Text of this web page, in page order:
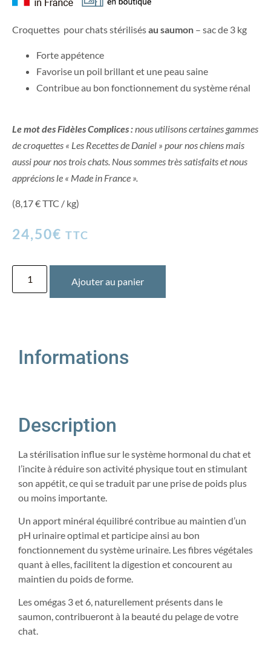
Croquettes pour chats stérilisésau saumon – sac de 3 kg
Forte appétence
Favorise un poil brillant et une peau saine
Contribue au bon fonctionnement du système rénal
Le mot des Fidèles Complices :nous utilisons certaines gammes
de croquettes « Les Recettes de Daniel » pour nos chiens mais
aussi pour nos trois chats. Nous sommes très satisfaits et nous
apprécions le « Made in France ».
(8,17 € TTC / kg)
24,50€ TTC
Ajouter au panier
Informations
Description
La stérilisation influe sur le système hormonal du chat et
l’incite à réduire son activité physique tout en stimulant
son appétit, ce qui se traduit par une prise de poids plus
ou moins importante.
Un apport minéral équilibré contribue au maintien d’un
pH urinaire optimal et participe ainsi au bon
fonctionnement du système urinaire. Les fibres végétales
quant à elles, facilitent la digestion et concourent au
maintien du poids de forme.
Les omégas 3 et 6, naturellement présents dans le
saumon, contribueront à la beauté du pelage de votre
chat.